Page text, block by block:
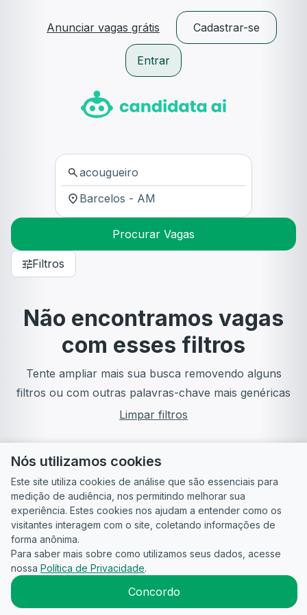
Anunciar vagas grátis Cadastrar-se
Entrar
Procurar Vagas
Filtros
Não encontramos vagas
com esses filtros
Tente ampliar mais sua busca removendo alguns
filtros ou com outras palavras-chave mais genéricas
Limpar filtros
Guia do
Candidato
Para
empresas
Política de
Privacidade
Termos
2026CandidataAI
Nós utilizamos cookies
Este site utiliza cookies de análise que são essenciais para
medição de audiência, nos permitindo melhorar sua
experiência. Estes cookies nos ajudam a entender como os
visitantes interagem com o site, coletando informações de
forma anônima.
Para saber mais sobre como utilizamos seus dados, acesse
nossa Política de Privacidade.
Concordo